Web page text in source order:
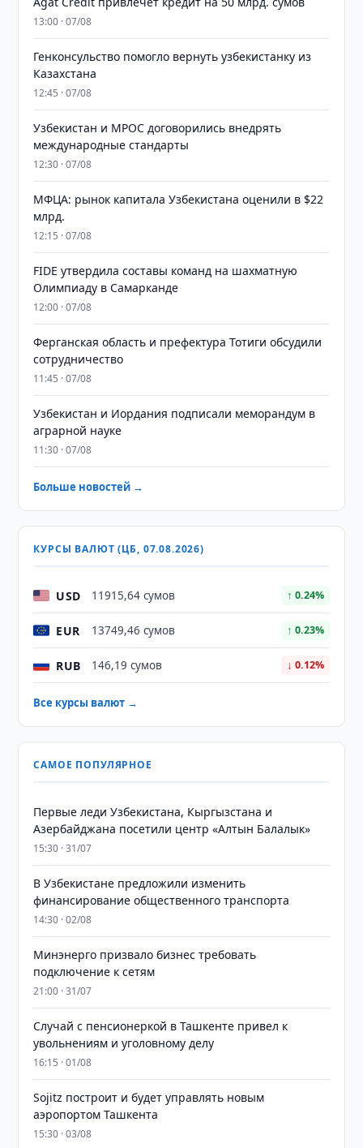
13:00 · 07/08
Генконсульство помогло вернуть узбекистанку из
Казахстана
12:45 · 07/08
Узбекистан и MPOC договорились внедрять
международные стандарты
12:30 · 07/08
МФЦА: рынок капитала Узбекистана оценили в $22
млрд.
12:15 · 07/08
FIDE утвердила составы команд на шахматную
Олимпиаду в Самарканде
12:00 · 07/08
Ферганская область и префектура Тотиги обсудили
сотрудничество
11:45 · 07/08
Узбекистан и Иордания подписали меморандум в
аграрной науке
11:30 · 07/08
Больше новостей →
КУРСЫ ВАЛЮТ (ЦБ, 07.08.2026)
USD 11915,64 сумов ↑ 0.24%
EUR 13749,46 сумов ↑ 0.23%
RUB 146,19 сумов ↓ 0.12%
Все курсы валют →
САМОЕ ПОПУЛЯРНОЕ
Первые леди Узбекистана, Кыргызстана и
Азербайджана посетили центр «Алтын Балалык»
15:30 · 31/07
В Узбекистане предложили изменить
финансирование общественного транспорта
14:30 · 02/08
Минэнерго призвало бизнес требовать
подключение к сетям
21:00 · 31/07
Случай с пенсионеркой в Ташкенте привел к
увольнениям и уголовному делу
16:15 · 01/08
Sojitz построит и будет управлять новым
аэропортом Ташкента
15:30 · 03/08